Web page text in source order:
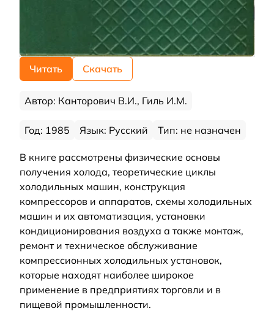
Читать Скачать
Автор: Канторович В.И., Гиль И.М.
Год: 1985 Язык: Русский Тип: не назначен
В книге рассмотрены физические основы
получения холода, теоретические циклы
холодильных машин, конструкция
компрессоров и аппаратов, схемы холодильных
машин и их автоматизация, установки
кондиционирования воздуха а также монтаж,
ремонт и техническое обслуживание
компрессионных холодильных установок,
которые находят наиболее широкое
применение в предприятиях торговли и в
пищевой промышленности.